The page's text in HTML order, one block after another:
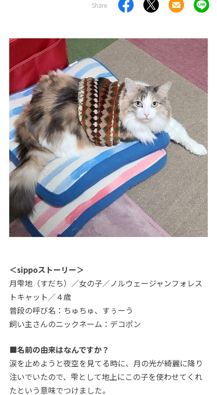
Share
＜sippoストーリー＞
月雫地（すだち）／女の子／ノルウェージャンフォレス
トキャット／４歳
普段の呼び名：ちゅちゅ、すぅーう
飼い主さんのニックネーム：デコポン
■名前の由来はなんですか？
涙を止めようと夜空を見てる時に、月の光が綺麗に降り
注いでいたので、雫として地上にこの子を使わせてくれ
たという意味でつけました。